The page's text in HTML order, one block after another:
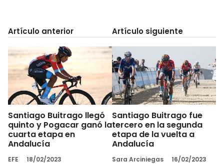
Artículo anterior
Santiago Buitrago llegó
quinto y Pogacar ganó la
cuarta etapa en
Andalucía
EFE 18/02/2023
Artículo siguiente
Santiago Buitrago fue
tercero en la segunda
etapa de la vuelta a
Andalucía
Sara Arciniegas 16/02/2023